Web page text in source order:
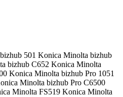
501 Konica Minolta bizhub
bizhub C652 Konica Minolta
Konica Minolta bizhub Pro 1051
Minolta bizhub Pro C6500
Minolta FS519 Konica Minolta